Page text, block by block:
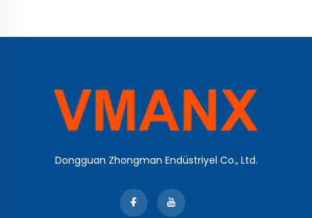
Dongguan Zhongman Endüstriyel Co., Ltd.